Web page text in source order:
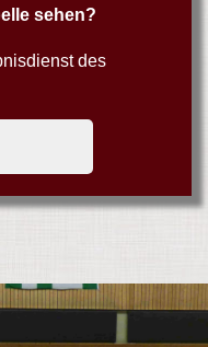
sehen?
des